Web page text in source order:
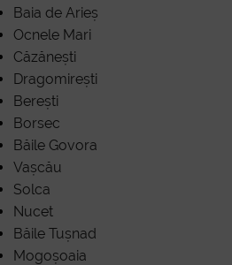
Baia de Arieș
Ocnele Mari
Căzănești
Dragomirești
Berești
Borsec
Băile Govora
Vașcău
Solca
Nucet
Băile Tușnad
Mogoșoaia